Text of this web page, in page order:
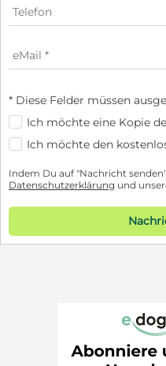
* Diese Felder müssen
Ich möchte eine Kopie
Ich möchte den
Indem Du auf "Nachricht
Datenschutzerklärung und